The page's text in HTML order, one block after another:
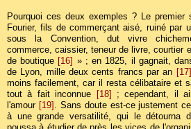
Pourquoi ces deux exemples ? Le premier
Fourier, fils de commerçant aisé, ruiné par
sous la Convention, dut vivre
commerce, caissier, teneur de livre, courtier
de boutique [16] » ; en 1825, il gagnait,
de Lyon, mille deux cents francs par an [17]
moins facilement, car il resta célibataire et
tout à fait inconnue
[18]
; cependant, il
l'amour [19] . Sans doute est-ce justement
à une grande versatilité, qui le détourna